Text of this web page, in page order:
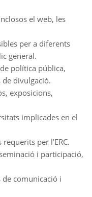
el web, les
per a diferents
general.
política pública,
de divulgació.
exposicions,
implicades en el
per l’ERC.
i participació,
comunicació i